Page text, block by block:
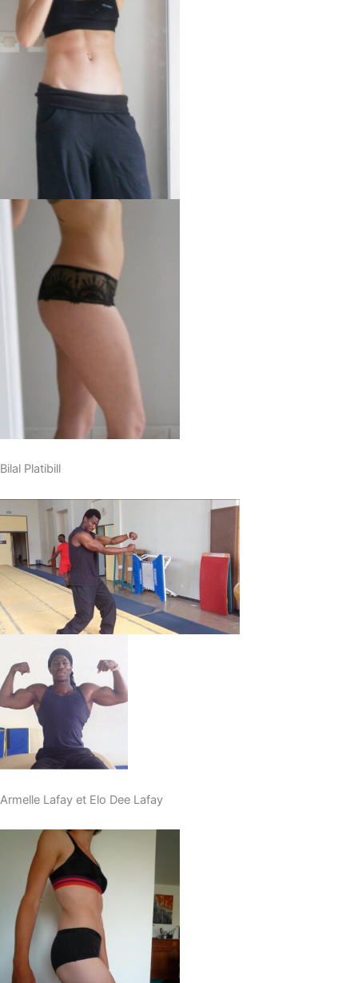
Bilal Platibill
Armelle Lafay et Elo Dee Lafay